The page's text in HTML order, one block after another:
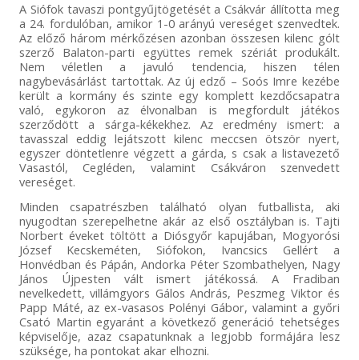
A Siófok tavaszi pontgyűjtögetését a Csákvár állította meg
a 24. fordulóban, amikor 1-0 arányú vereséget szenvedtek.
Az előző három mérkőzésen azonban összesen kilenc gólt
szerző Balaton-parti együttes remek szériát produkált.
Nem véletlen a javuló tendencia, hiszen télen
nagybevásárlást tartottak. Az új edző – Soós Imre kezébe
került a kormány és szinte egy komplett kezdőcsapatra
való, egykoron az élvonalban is megfordult játékos
szerződött a sárga-kékekhez. Az eredmény ismert: a
tavasszal eddig lejátszott kilenc meccsen ötször nyert,
egyszer döntetlenre végzett a gárda, s csak a listavezető
Vasastól, Cegléden, valamint Csákváron szenvedett
vereséget.
Minden csapatrészben található olyan futballista, aki
nyugodtan szerepelhetne akár az első osztályban is. Tajti
Norbert éveket töltött a Diósgyőr kapujában, Mogyorósi
József Kecskeméten, Siófokon, Ivancsics Gellért a
Honvédban és Pápán, Andorka Péter Szombathelyen, Nagy
János Újpesten vált ismert játékossá. A Fradiban
nevelkedett, villámgyors Gálos András, Peszmeg Viktor és
Papp Máté, az ex-vasasos Polényi Gábor, valamint a győri
Csató Martin egyaránt a következő generáció tehetséges
képviselője, azaz csapatunknak a legjobb formájára lesz
szüksége, ha pontokat akar elhozni.